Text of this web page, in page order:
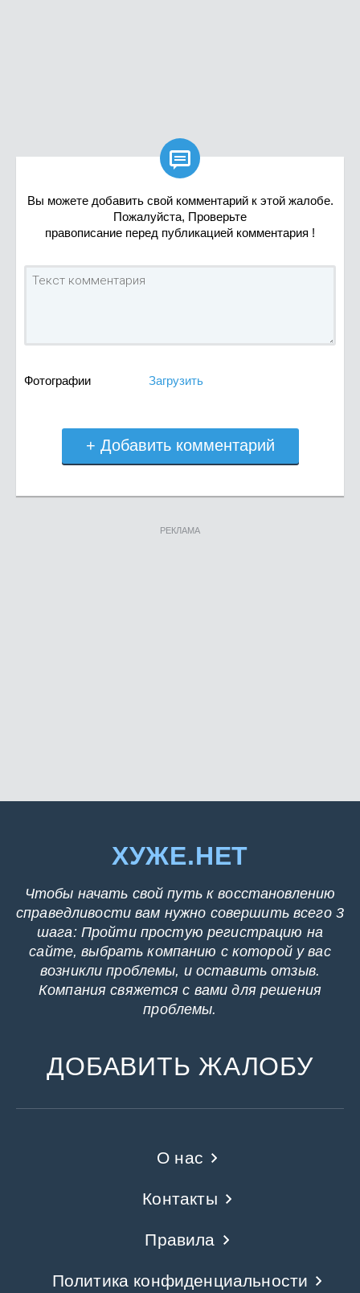

Вы можете добавить свой комментарий к этой жалобе.
Пожалуйста, Проверьте
правописание перед публикацией комментария !
Фотографии Загрузить
+ Добавить комментарий
РЕКЛАМА
ХУЖЕ.НЕТ
Чтобы начать свой путь к восстановлению
справедливости вам нужно совершить всего 3
шага: Пройти простую регистрацию на
сайте, выбрать компанию с которой у вас
возникли проблемы, и оставить отзыв.
Компания свяжется с вами для решения
проблемы.
ДОБАВИТЬ ЖАЛОБУ
О нас
Контакты
Правила
Политика конфиденциальности